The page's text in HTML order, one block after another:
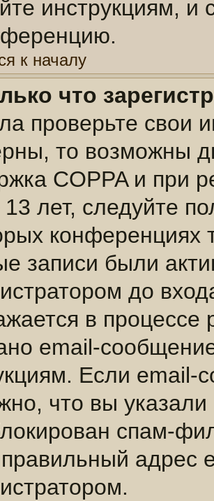
инструкциям, и
к началу
что
проверьте свои
то возможны
COPPA и при
лет, следуйте
конференциях
записи были
до
в
email-
Если email-
что вы
спам-
адрес